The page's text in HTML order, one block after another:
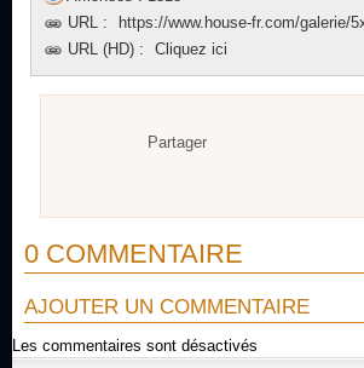
URL :
https://www.house-fr.com/galerie/
URL (HD) :
Cliquez ici
Partager
0 COMMENTAIRE
AJOUTER UN COMMENTAIRE
Les commentaires sont désactivés